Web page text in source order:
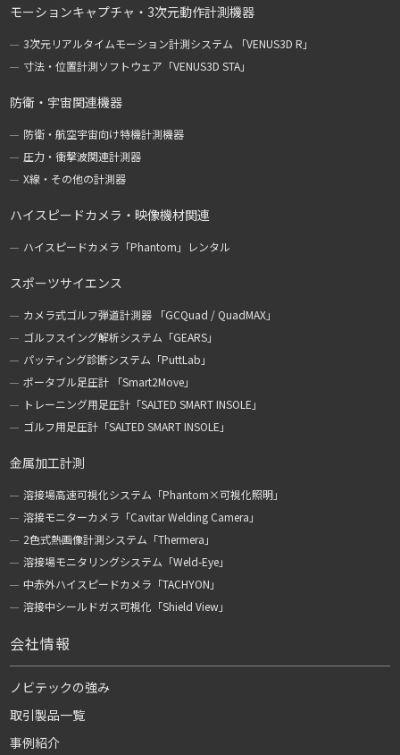
モーションキャプチャ・3次元動作計測機器
3次元リアルタイムモーション計測システム 「VENUS3D R」
寸法・位置計測ソフトウェア「VENUS3D STA」
防衛・宇宙関連機器
防衛・航空宇宙向け特機計測機器
圧力・衝撃波関連計測器
X線・その他の計測器
ハイスピードカメラ・映像機材関連
ハイスピードカメラ「Phantom」レンタル
スポーツサイエンス
カメラ式ゴルフ弾道計測器 「GCQuad / QuadMAX」
ゴルフスイング解析システム「GEARS」
パッティング診断システム「PuttLab」
ポータブル足圧計 「Smart2Move」
トレーニング用足圧計「SALTED SMART INSOLE」
ゴルフ用足圧計「SALTED SMART INSOLE」
金属加工計測
溶接場高速可視化システム「Phantom×可視化照明」
溶接モニターカメラ「Cavitar Welding Camera」
2色式熱画像計測システム「Thermera」
溶接場モニタリングシステム「Weld-Eye」
中赤外ハイスピードカメラ「TACHYON」
溶接中シールドガス可視化「Shield View」
会社情報
ノビテックの強み
取引製品一覧
事例紹介